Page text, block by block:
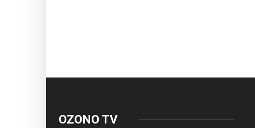
OZONO TV